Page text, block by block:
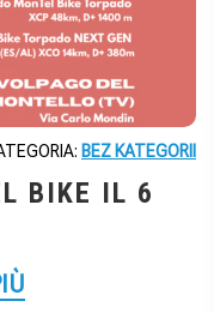
BEZ KATEGORII
BIKE IL 6